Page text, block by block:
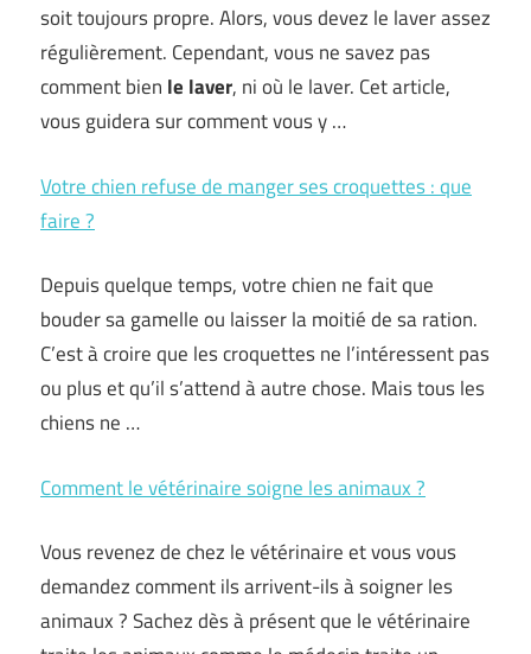
soit toujours propre. Alors, vous devez le laver assez
régulièrement. Cependant, vous ne savez pas
comment bien le laver, ni où le laver. Cet article,
vous guidera sur comment vous y …
Votre chien refuse de manger ses croquettes : que
faire ?
Depuis quelque temps, votre chien ne fait que
bouder sa gamelle ou laisser la moitié de sa ration.
C’est à croire que les croquettes ne l’intéressent pas
ou plus et qu’il s’attend à autre chose. Mais tous les
chiens ne …
Comment le vétérinaire soigne les animaux ?
Vous revenez de chez le vétérinaire et vous vous
demandez comment ils arrivent-ils à soigner les
animaux ? Sachez dès à présent que le vétérinaire